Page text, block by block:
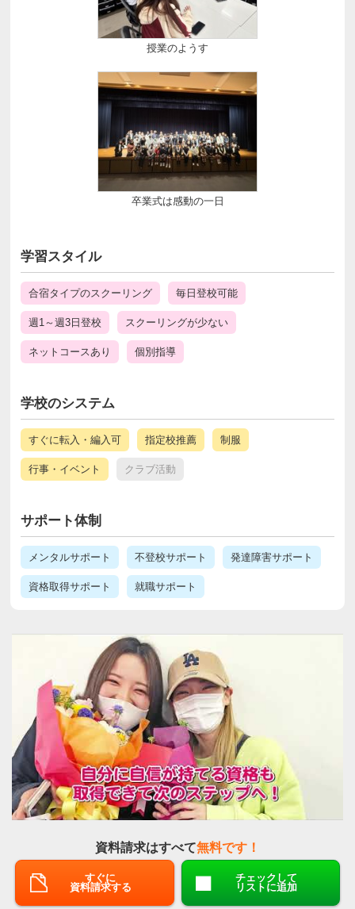
授業のようす
卒業式は感動の一日
学習スタイル
合宿タイプのスクーリング 毎日登校可能
週1～週3日登校 スクーリングが少ない
ネットコースあり 個別指導
学校のシステム
すぐに転入・編入可 指定校推薦 制服
行事・イベント クラブ活動
サポート体制
メンタルサポート 不登校サポート 発達障害サポート
資格取得サポート 就職サポート
資料請求はすべて無料です！
すぐに
資料請求する
チェックして
リストに追加